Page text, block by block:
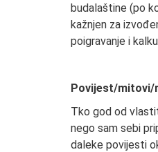
budalaštine (po
kažnjen za
poigravanje i
Povijest/mitovi/
Tko god od
nego sam sebi
daleke povijesti